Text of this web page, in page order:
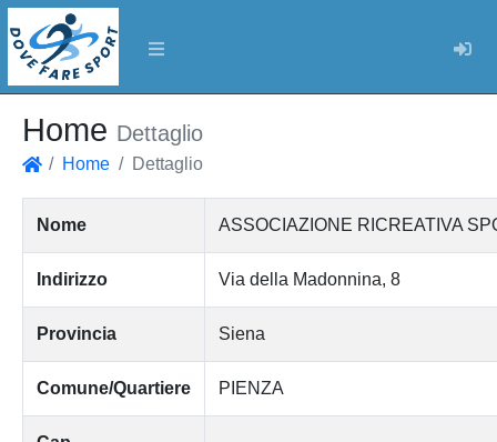
Home Dettaglio
Home Dettaglio
Nome ASSOCIAZIONE RICREATIVA
Indirizzo Via della Madonnina, 8
Provincia Siena
Comune/Quartiere PIENZA